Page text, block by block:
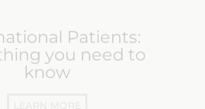
Patients:
you need to
know